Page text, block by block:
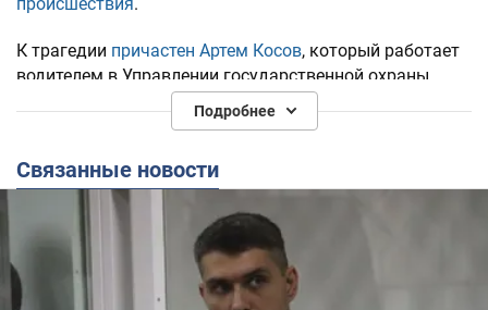
К трагедии причастен Артем Косов, который работает
водителем в Управлении государственной охраны
Украины. Косова задержали на месте трагедии, где он
пытался спасти парня и отправили в СИЗО.
22 сентября 2025 года суд вынес приговор по делу.
Косова приговорили к пожизненному заключению
Больше о погибшем Максиме Матерухине можно
узнать в нашем материале.
Подробнее
Связанные новости